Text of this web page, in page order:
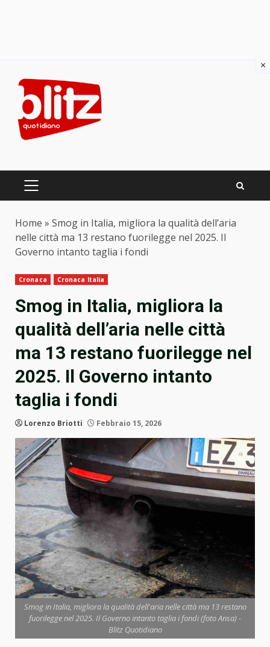
content
PRIMARY
Home » Smog in Italia, migliora la qualità dell’aria
nelle città ma 13 restano fuorilegge nel 2025. Il
Governo intanto taglia i fondi
Cronaca Cronaca Italia
Smog in Italia, migliora la
qualità dell’aria nelle città
ma 13 restano fuorilegge nel
2025. Il Governo intanto
taglia i fondi
Lorenzo Briotti Febbraio 15, 2026
Smog in Italia, migliora la qualità dell'aria nelle città ma 13 restano
fuorilegge nel 2025. Il Governo intanto taglia i fondi (foto Ansa) -
Blitz Quotidiano
×